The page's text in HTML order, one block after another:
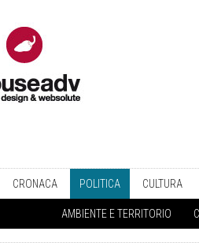
CRONACA POLITICA CULTURA
AMBIENTE E TERRITORIO